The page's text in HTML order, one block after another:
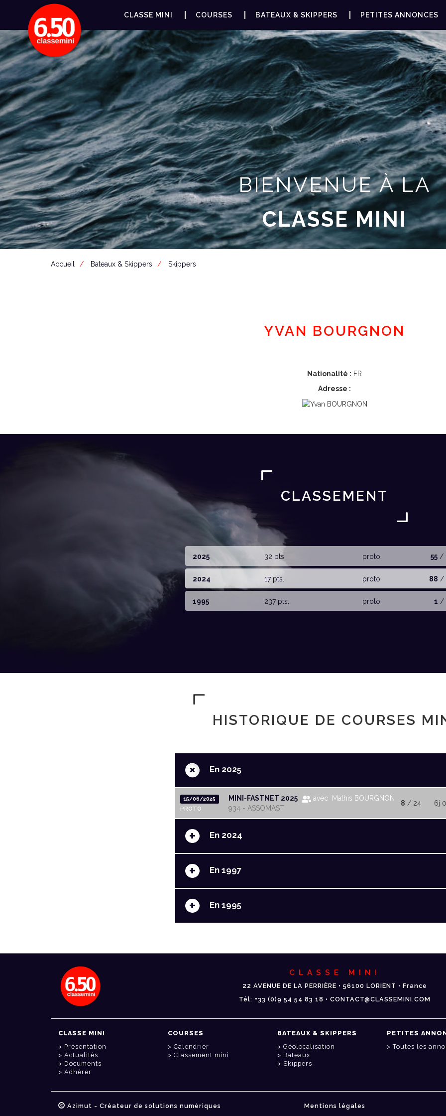
CLASSE MINI COURSES BATEAUX & SKIPPERS PETITES ANNONCES
BIENVENUE À LA
CLASSE MINI
Accueil Bateaux & Skippers Skippers
YVAN BOURGNON
Nationalité : FR
Adresse :
CLASSEMENT
2025 32 pts. proto 55/
2024 17 pts. proto 88 /
1995 237 pts. proto 1 /
HISTORIQUE DE COURSES
+ En 2025
15/06/2025
PROTO
MINI-FASTNET 2025
avec Mathis BOURGNON
934 - ASSOMAST
8 / 24 6j
+ En 2024
+ En 1997
+ En 1995
CLASSE MINI
22 AVENUE DE LA PERRIÈRE • 56100 LORIENT • France
Tél: +33 (0)9 54 54 83 18 • CONTACT@CLASSEMINI.COM
CLASSE MINI
Présentation
Actualités
Documents
Adhérer
COURSES
Calendrier
Classement mini
BATEAUX & SKIPPERS
Géolocalisation
Bateaux
Skippers
PETITES
Toutes les
Azimut - Créateur de solutions numériques Mentions légales